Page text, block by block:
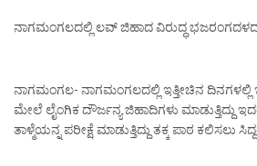
ನಾಗಮಂಗಲದಲ್ಲಿ ಲವ್ ಜಿಹಾದ ವಿರುದ್ಧ
ನಾಗಮಂಗಲ- ನಾಗಮಂಗಲದಲ್ಲಿ ಇತ್ತೀಚಿನ ದಿನಗಳಲ್ಲಿ
ಮೇಲೆ ಲೈಂಗಿಕ ದೌರ್ಜನ್ಯ ಜಿಹಾದಿಗಳು ಮಾಡುತ್ತಿದ್ದು
ತಾಳ್ಮೆಯನ್ನ ಪರೀಕ್ಷೆ ಮಾಡುತ್ತಿದ್ದು ತಕ್ಕ ಪಾಠ ಕಲಿಸಲು